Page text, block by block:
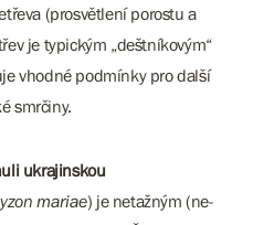
(prosvětlení porostu a
je typickým „deštníkovým“
vhodné podmínky pro další
smrčiny.
ukrajinskou
mariae) je netažným (ne-